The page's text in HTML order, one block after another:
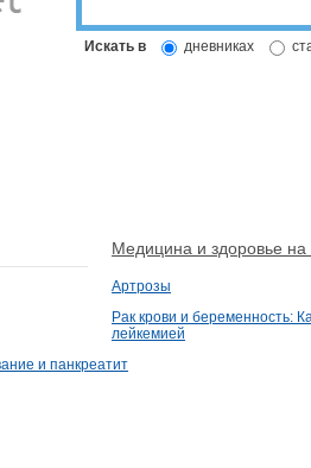
Искать в дневниках
Медицина и здоровье на
Артрозы
Рак крови и беременность:
лейкемией
и панкреатит